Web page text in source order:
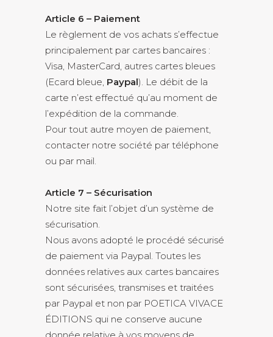
Article 6 – Paiement
Le règlement de vos achats s’effectue
principalement par cartes bancaires :
Visa, MasterCard, autres cartes bleues
(Ecard bleue, Paypal). Le débit de la
carte n’est effectué qu’au moment de
l’expédition de la commande.
Pour tout autre moyen de paiement,
contacter notre société par téléphone
ou par mail.
Article 7 – Sécurisation
Notre site fait l’objet d’un système de
sécurisation.
Nous avons adopté le procédé sécurisé
de paiement via Paypal. Toutes les
données relatives aux cartes bancaires
sont sécurisées, transmises et traitées
par Paypal et non par POETICA VIVACE
ÉDITIONS qui ne conserve aucune